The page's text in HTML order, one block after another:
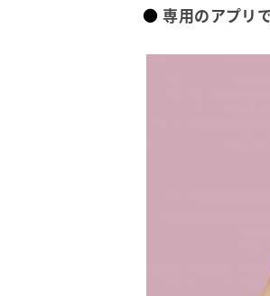
専用のアプリ